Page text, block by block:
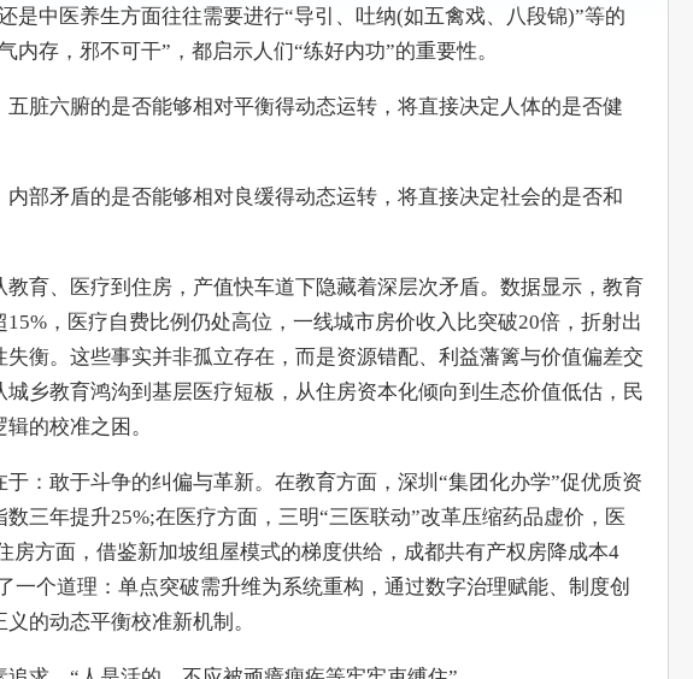
是中医养生方面往往需要进行“导引、吐纳(如五禽戏、八段锦)”等的
内存，邪不可干”，都启示人们“练好内功”的重要性。
六腑的是否能够相对平衡得动态运转，将直接决定人体的是否健
矛盾的是否能够相对良缓得动态运转，将直接决定社会的是否和
、医疗到住房，产值快车道下隐藏着深层次矛盾。数据显示，教育
，医疗自费比例仍处高位，一线城市房价收入比突破20倍，折射出
失衡。这些事实并非孤立存在，而是资源错配、利益藩篱与价值偏差交
城乡教育鸿沟到基层医疗短板，从住房资本化倾向到生态价值低估，民
的校准之困。
敢于斗争的纠偏与革新。在教育方面，深圳“集团化办学”促优质资
三年提升25%;在医疗方面，三明“三医联动”改革压缩药品虚价，医
房方面，借鉴新加坡组屋模式的梯度供给，成都共有产权房降成本4
一个道理：单点突破需升维为系统重构，通过数字治理赋能、制度创
的动态平衡校准新机制。